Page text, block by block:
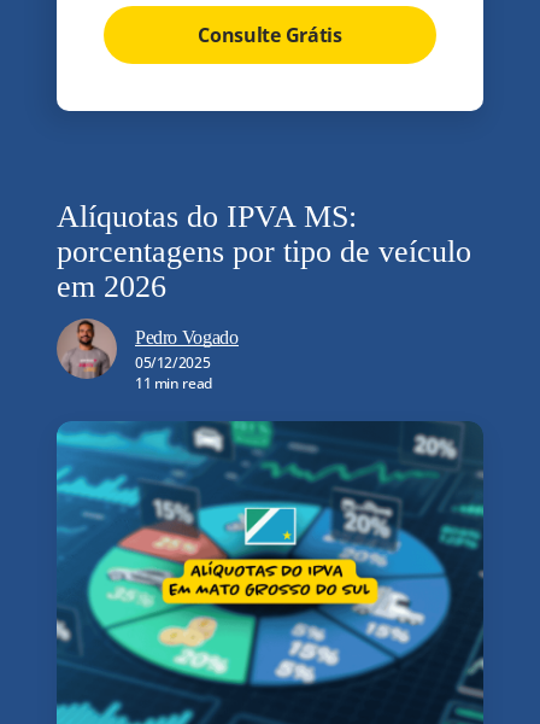
Consulte Grátis
Alíquotas do IPVA MS:
porcentagens por tipo de veículo
em 2026
Pedro Vogado
05/12/2025
11 min read